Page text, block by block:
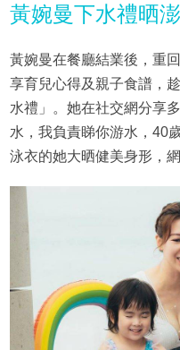
黃婉曼下水禮晒
黃婉曼在餐廳結業後，重
享育兒心得及親子食譜，
水禮」。她在社交網分享
水，我負責睇你游水，40
泳衣的她大晒健美身形，